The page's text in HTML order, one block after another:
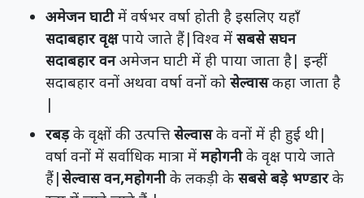
अमेजन घाटीमें वर्षभर वर्षा होती है इसलिए यहाँ
सदाबहार वृक्षपाये जाते हैं|विश्व में सबसे सघन
सदाबहार वनअमेजन घाटी में ही पाया जाता है| इन्हीं
सदाबहार वनों अथवा वर्षा वनों को सेल्वासकहा जाता है
|
रबड़के वृक्षों की उत्पत्तिसेल्वासके वनों में ही हुई थी|
वर्षा वनों में सर्वाधिक मात्रा में महोगनीके वृक्ष पाये जाते
हैं|सेल्वास वन,महोगनीके लकड़ी के सबसे बड़े भण्डारके